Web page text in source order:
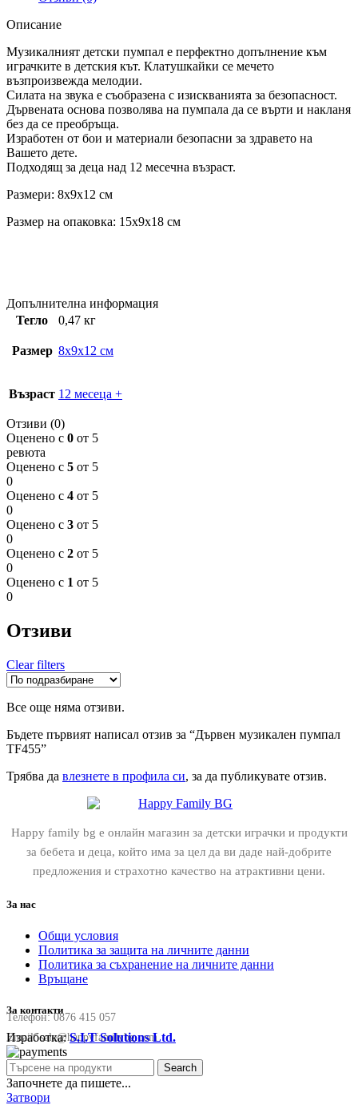
Описание
Музикалният детски пумпал е перфектно допълнение към
играчките в детския кът. Клатушкайки се мечето
възпроизвежда мелодии.
Силата на звука е съобразена с изискванията за безопасност.
Дървената основа позволява на пумпала да се върти и накланя
без да се преобръща.
Изработен от бои и материали безопасни за здравето на
Вашето дете.
Подходящ за деца над 12 месечна възраст.
Размери: 8x9x12 см
Размер на опаковка: 15x9x18 см
Допълнителна информация
Тегло
0,47 кг
Размер 8x9x12 см
Възраст 12 месеца +
Отзиви (0)
Оценено с 0 от 5
ревюта
Оценено с 5 от 5
0
Оценено с 4 от 5
0
Оценено с 3 от 5
0
Оценено с 2 от 5
0
Оценено с 1 от 5
0
Отзиви
Clear filters
Все още няма отзиви.
Бъдете първият написал отзив за “Дървен музикален пумпал
TF455”
Трябва да влезнете в профила си, за да публикувате отзив.
Happy family bg е онлайн магазин за детски играчки и продукти
за бебета и деца, който има за цел да ви даде най-добрите
предложения и страхотно качество на атрактивни цени.
За нас
Общи условия
Политика за защита на личните данни
Политика за съхранение на личните данни
Връщане
За контакти
Телефон:0876 415 057
Email:sale@happyfamilybg.com
Изработка:S.I.T Solutions Ltd.
Search
Започнете да пишете...
Затвори